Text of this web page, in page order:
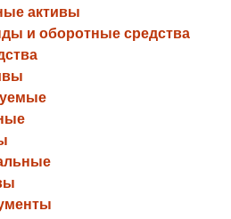
активы
и оборотные средства